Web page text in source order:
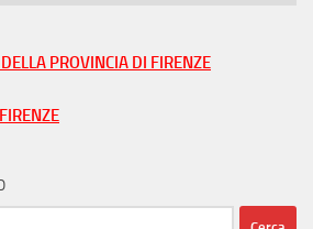
PROVINCIA DI FIRENZE